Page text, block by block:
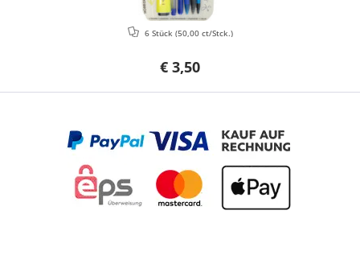
€ 3,50
6 Stück (50,00 ct/Stck.)